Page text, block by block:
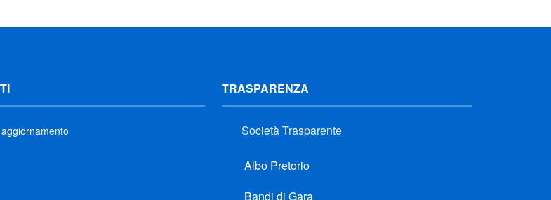
TRASPARENZA
Società Trasparente
Albo Pretorio
Bandi di Gara